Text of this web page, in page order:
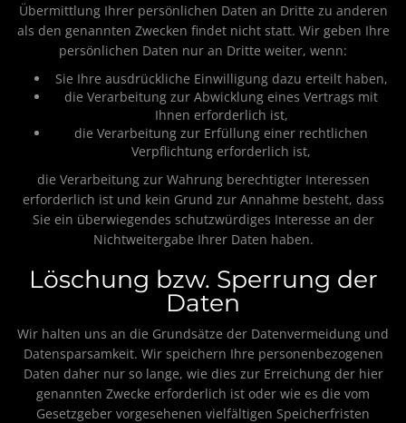
Übermittlung Ihrer persönlichen Daten an Dritte zu anderen
als den genannten Zwecken findet nicht statt. Wir geben Ihre
persönlichen Daten nur an Dritte weiter, wenn:
Sie Ihre ausdrückliche Einwilligung dazu erteilt haben,
die Verarbeitung zur Abwicklung eines Vertrags mit
Ihnen erforderlich ist,
die Verarbeitung zur Erfüllung einer rechtlichen
Verpflichtung erforderlich ist,
die Verarbeitung zur Wahrung berechtigter Interessen
erforderlich ist und kein Grund zur Annahme besteht, dass
Sie ein überwiegendes schutzwürdiges Interesse an der
Nichtweitergabe Ihrer Daten haben.
Löschung bzw. Sperrung der
Daten
Wir halten uns an die Grundsätze der Datenvermeidung und
Datensparsamkeit. Wir speichern Ihre personenbezogenen
Daten daher nur so lange, wie dies zur Erreichung der hier
genannten Zwecke erforderlich ist oder wie es die vom
Gesetzgeber vorgesehenen vielfältigen Speicherfristen